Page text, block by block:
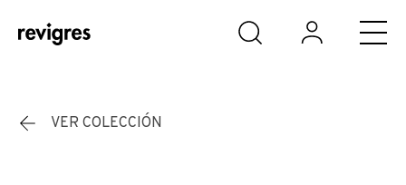
Saltar al contenido principal
VER COLECCIÓN